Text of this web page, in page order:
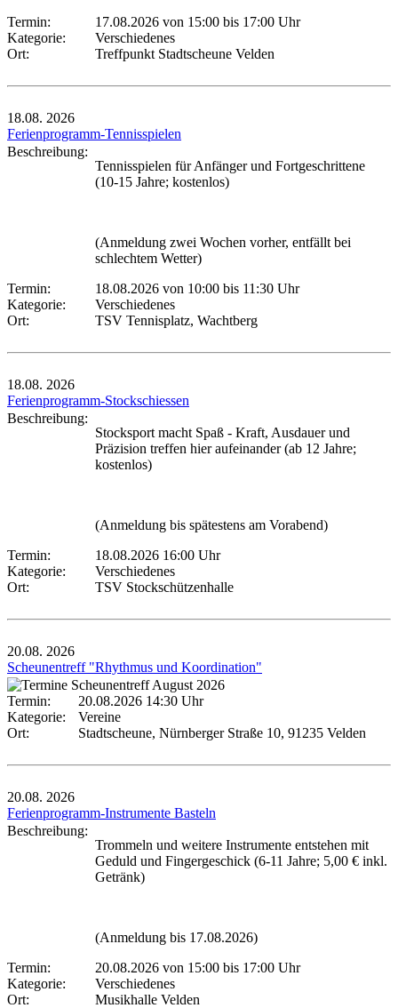
Termin:
17.08.2026 von 15:00 bis 17:00 Uhr
Kategorie:
Verschiedenes
Ort:
Treffpunkt Stadtscheune Velden
18.08. 2026
Ferienprogramm-Tennisspielen
Beschreibung:
Tennisspielen für Anfänger und Fortgeschrittene
(10-15 Jahre; kostenlos)
(Anmeldung zwei Wochen vorher, entfällt bei
schlechtem Wetter)
Termin:
18.08.2026 von 10:00 bis 11:30 Uhr
Kategorie:
Verschiedenes
Ort:
TSV Tennisplatz, Wachtberg
18.08. 2026
Ferienprogramm-Stockschiessen
Beschreibung:
Stocksport macht Spaß - Kraft, Ausdauer und
Präzision treffen hier aufeinander (ab 12 Jahre;
kostenlos)
(Anmeldung bis spätestens am Vorabend)
Termin:
18.08.2026 16:00 Uhr
Kategorie:
Verschiedenes
Ort:
TSV Stockschützenhalle
20.08. 2026
Scheunentreff "Rhythmus und Koordination"
Termin:
20.08.2026 14:30 Uhr
Kategorie:
Vereine
Ort:
Stadtscheune, Nürnberger Straße 10, 91235 Velden
20.08. 2026
Ferienprogramm-Instrumente Basteln
Beschreibung:
Trommeln und weitere Instrumente entstehen mit
Geduld und Fingergeschick (6-11 Jahre; 5,00 € inkl.
Getränk)
(Anmeldung bis 17.08.2026)
Termin:
20.08.2026 von 15:00 bis 17:00 Uhr
Kategorie:
Verschiedenes
Ort:
Musikhalle Velden